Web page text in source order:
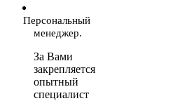
Персональный
менеджер.
За Вами
закрепляется
опытный
специалист